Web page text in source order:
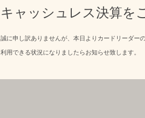
キャッシュレス決算を
誠に申し訳ありませんが、本日よりカードリーダー
利用できる状況になりましたらお知らせ致します。